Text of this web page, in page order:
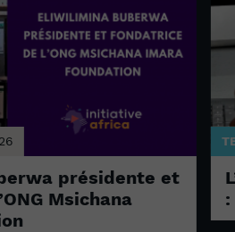
présidente et
Msichana